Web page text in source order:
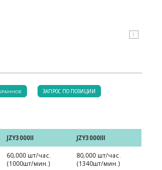
⟩
ЗАПРОС ПО ПОЗИЦИИ
JZY3000II JZY3000III
60,000 шт/час.
(1000шт/мин.)
80,000 шт/час.
(1340шт/мин.)